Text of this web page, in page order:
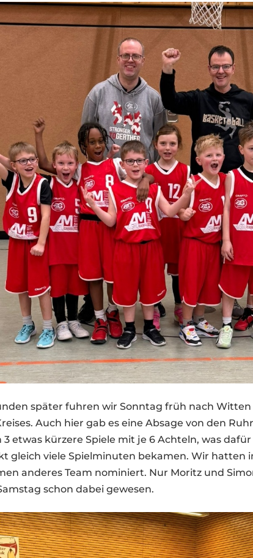
später fuhren wir Sonntag früh nach
Auch hier gab es eine Absage von den
etwas kürzere Spiele mit je 6 Achteln, was dafür
gleich viele Spielminuten bekamen. Wir hatten
anderes Team nominiert. Nur Moritz und
schon dabei gewesen.